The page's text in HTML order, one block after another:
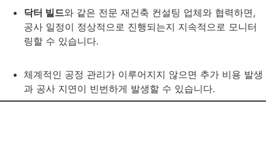
닥터 빌드와 같은 전문 재건축 컨설팅 업체와 협력하면,
공사 일정이 정상적으로 진행되는지 지속적으로 모니터
링할 수 있습니다.
체계적인 공정 관리가 이루어지지 않으면 추가 비용 발생
과 공사 지연이 빈번하게 발생할 수 있습니다.